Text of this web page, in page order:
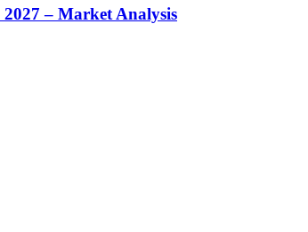
2027– Market Analysis